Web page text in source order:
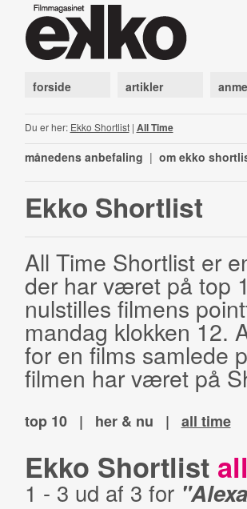
forside artikler
Du er her: Ekko Shortlist| All Time
månedens anbefaling | om ekko
Ekko Shortlist
All Time Shortlist er
der har været på top
nulstilles filmens
mandag klokken 12.
for en films samlede
filmen har været på
top 10 | her & nu | all time
Ekko Shortlist
1 - 3 ud af 3 for